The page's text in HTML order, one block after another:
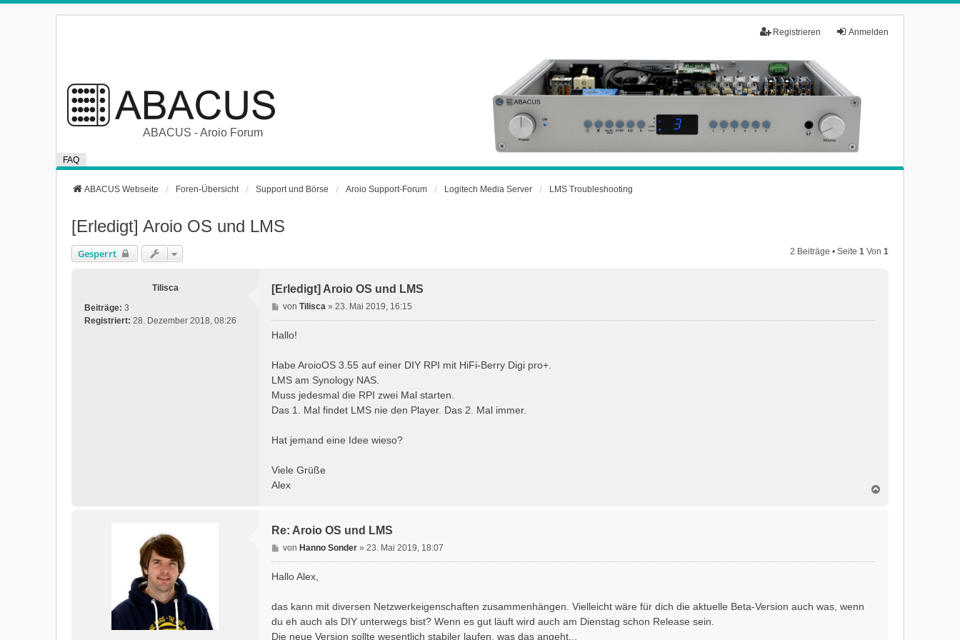
Anmelden
Registrieren
ABACUS - Aroio Forum
FAQ
ABACUS Webseite Foren-Übersicht Support und Börse Aroio Support-Forum Logitech Media Server LMS Troubleshooting
[Erledigt] Aroio OS und LMS
Gesperrt 2 Beiträge • Seite 1Von 1
Tilisca
Beiträge: 3
Registriert: 28. Dezember 2018, 08:26
[Erledigt] Aroio OS und LMS
B
e
a
g
vonTilisca » 23. Mai 2019, 16:15
Hallo!
Habe AroioOS 3.55 auf einer DIY RPI mit HiFi-Berry Digi pro+.
LMS am Synology NAS.
Muss jedesmal die RPI zwei Mal starten.
Das 1. Mal findet LMS nie den Player. Das 2. Mal immer.
Hat jemand eine Idee wieso?
Viele Grüße
Alex
Re: Aroio OS und LMS
B
e
a
g
vonHanno Sonder »23. Mai 2019, 18:07
Hallo Alex,
das kann mit diversen Netzwerkeigenschaften zusammenhängen. Vielleicht wäre für dich die aktuelle Beta-Version auch was, wenn
du eh auch als DIY unterwegs bist? Wenn es gut läuft wird auch am Dienstag schon Release sein.
Die neue Version sollte wesentlich stabiler laufen, was das angeht...